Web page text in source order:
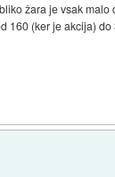
žara je vsak
(ker je akcija)